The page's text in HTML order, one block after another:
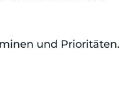
und Prioritäten.